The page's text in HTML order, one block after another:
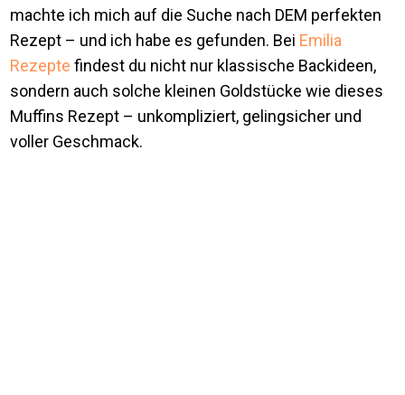
machte ich mich auf die Suche nach DEM perfekten
Rezept – und ich habe es gefunden. Bei Emilia
Rezepte findest du nicht nur klassische Backideen,
sondern auch solche kleinen Goldstücke wie dieses
Muffins Rezept – unkompliziert, gelingsicher und
voller Geschmack.